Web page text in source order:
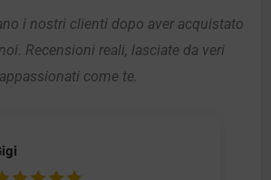
i nostri clienti dopo aver acquistato
Recensioni reali, lasciate da veri
appassionati come te.